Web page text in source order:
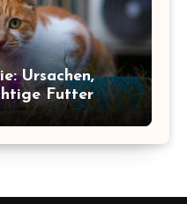
Ursachen,
Futter